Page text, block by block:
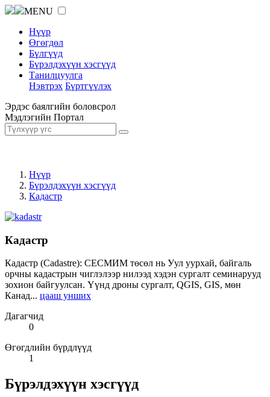
MENU
Нүүр
Өгөгдөл
Бүлгүүд
Бүрэлдэхүүн хэсгүүд
Танилцуулга
Нэвтрэх Бүртгүүлэх
Эрдэс баялгийн боловсрол
Мэдлэгийн Портал
Нүүр
Бүрэлдэхүүн хэсгүүд
Кадастр
Кадастр
Кадастр (Cadastre): СЕСМИМ төсөл нь Уул уурхай, байгаль
орчны кадастрын чиглэлээр нилээд хэдэн сургалт семинарууд
зохион байгуулсан. Үүнд дроны сургалт, QGIS, GIS, мөн
Канад... цааш унших
Дагагчид
0
Өгөгдлийн бүрдлүүд
1
Бүрэлдэхүүн хэсгүүд